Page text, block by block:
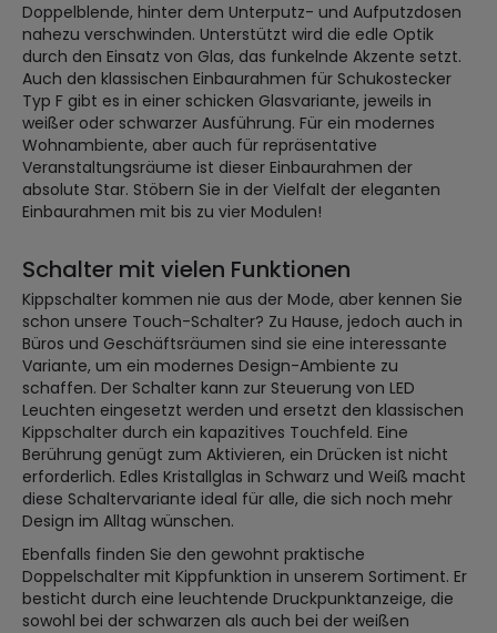
Doppelblende, hinter dem Unterputz- und Aufputzdosen
nahezu verschwinden. Unterstützt wird die edle Optik
durch den Einsatz von Glas, das funkelnde Akzente setzt.
Auch den klassischen Einbaurahmen für Schukostecker
Typ F gibt es in einer schicken Glasvariante, jeweils in
weißer oder schwarzer Ausführung. Für ein modernes
Wohnambiente, aber auch für repräsentative
Veranstaltungsräume ist dieser Einbaurahmen der
absolute Star. Stöbern Sie in der Vielfalt der eleganten
Einbaurahmen mit bis zu vier Modulen!
Schalter mit vielen Funktionen
Kippschalter kommen nie aus der Mode, aber kennen Sie
schon unsere Touch-Schalter? Zu Hause, jedoch auch in
Büros und Geschäftsräumen sind sie eine interessante
Variante, um ein modernes Design-Ambiente zu
schaffen. Der Schalter kann zur Steuerung von LED
Leuchten eingesetzt werden und ersetzt den klassischen
Kippschalter durch ein kapazitives Touchfeld. Eine
Berührung genügt zum Aktivieren, ein Drücken ist nicht
erforderlich. Edles Kristallglas in Schwarz und Weiß macht
diese Schaltervariante ideal für alle, die sich noch mehr
Design im Alltag wünschen.
Ebenfalls finden Sie den gewohnt praktische
Doppelschalter mit Kippfunktion in unserem Sortiment. Er
besticht durch eine leuchtende Druckpunktanzeige, die
sowohl bei der schwarzen als auch bei der weißen